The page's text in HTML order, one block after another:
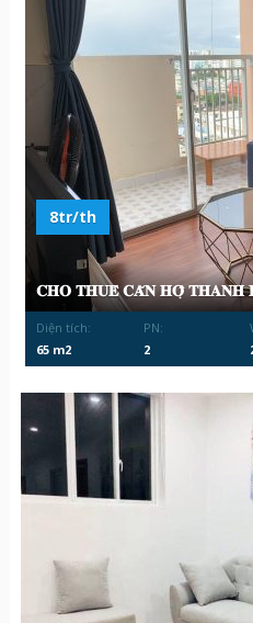
8tr/th
𝐂𝐇𝐎 𝐓𝐇𝐔𝐄̂ 𝐂𝐀̆𝐍 𝐇𝐎̣̂ 𝐓𝐇𝐀𝐍𝐇
Diện tích:
65 m2
PN:
2